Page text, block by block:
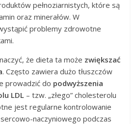
pełnoziarnistych, które są
oraz minerałów. W
problemy zdrowotne
że dieta ta może zwiększać
. Często zawiera dużo tłuszczów
prowadzić do podwyższenia
LDL – tzw. „złego” cholesterolu
jest regularne kontrolowanie
naczyniowego podczas